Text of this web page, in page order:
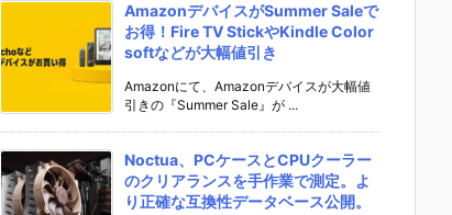
AmazonデバイスがSummer Saleで
お得！Fire TV StickやKindle Color
softなどが大幅値引き
Amazonにて、Amazonデバイスが大幅値
引きの『Summer Sale』が ...
Noctua、PCケースとCPUクーラー
のクリアランスを手作業で測定。よ
り正確な互換性データベース公開。